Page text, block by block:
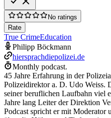
No ratings
Rate
True CrimeEducation
Philipp Böckmann
hiersprachdiepolizei.de
Monthly podcast.
45 Jahre Erfahrung in der
Polizeidirektor a. D. Udo Weiss.
seiner beruflichen Laufbahn viel
Jahre lang Leiter der Direktion
Podcast spricht er mit Moderator